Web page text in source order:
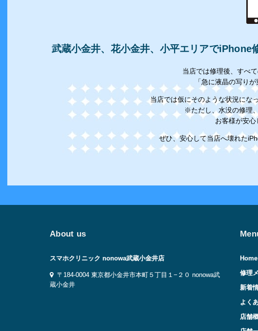
武蔵小金井、花小金井、小平エリアでiPhone
当店では修理後、すべ
「急に液晶の写り
当店では仮にそのような状況にな
※ただし、水没の修理
お客様が安心
ぜひ、安心して当店へ壊れた
About us
スマホクリニック nonowa武蔵小金井店
〒184-0004 東京都小金井市本町５丁目１−２０ nonowa武
蔵小金井
Home
修理
新着
よく
店舗